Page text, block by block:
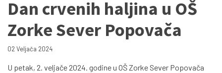
Dan crvenih haljina u OŠ
Zorke Sever Popovača
02 Veljača 2024
U petak, 2. veljače 2024. godine u OŠ Zorke Sever Popovača